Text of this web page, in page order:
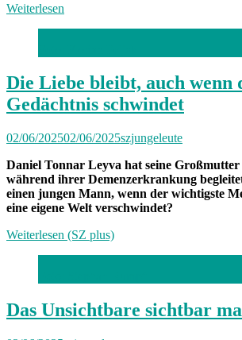
Weiterlesen
Die Liebe bleibt, auch wenn
Gedächtnis schwindet
02/06/202502/06/2025szjungeleute
Daniel Tonnar Leyva hat seine Großmutter
während ihrer Demenzerkrankung
einen jungen Mann, wenn der wichtigste
eine eigene Welt verschwindet?
Weiterlesen (SZ plus)
Das Unsichtbare sichtbar